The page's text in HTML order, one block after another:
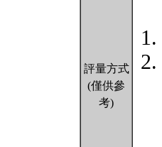
評量方式
(僅供參
考)